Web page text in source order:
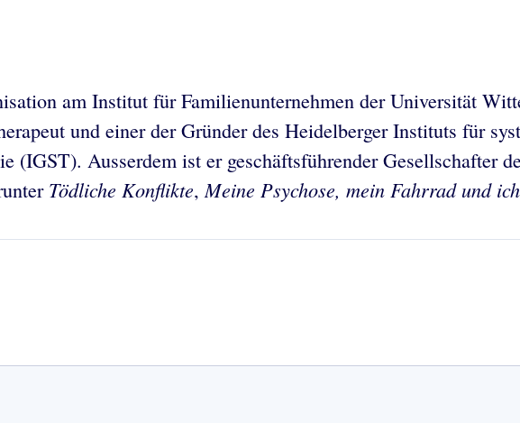
am Institut für Familienunternehmen der Universität
und einer der Gründer des Heidelberger Instituts für
(IGST). Ausserdem ist er geschäftsführender Gesellschafter
Tödliche Konflikte,Meine Psychose, mein Fahrrad und ich